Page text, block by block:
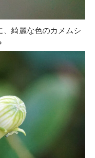
、綺麗な色のカメムシ